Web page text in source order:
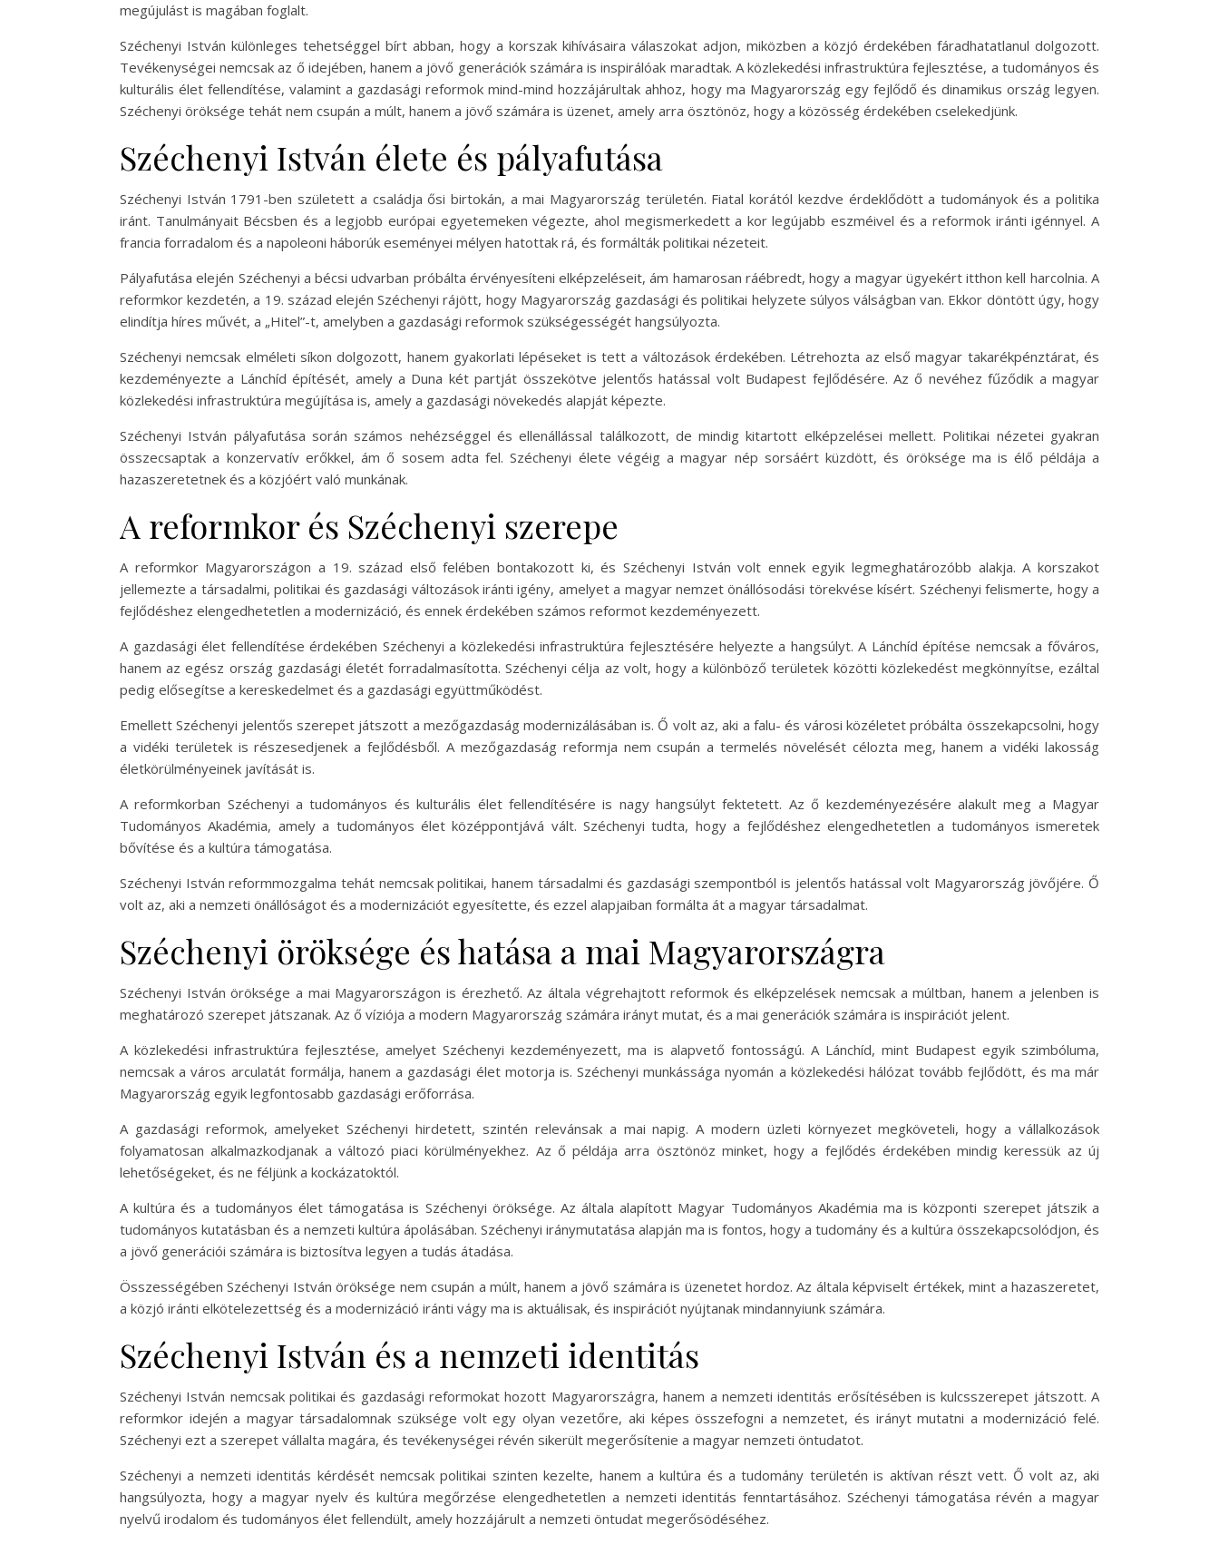
megújulást is magában foglalt.
Széchenyi István különleges tehetséggel bírt abban, hogy a korszak kihívásaira válaszokat adjon, miközben a közjó érdekében fáradhatatlanul dolgozott.
Tevékenységei nemcsak az ő idejében, hanem a jövő generációk számára is inspirálóak maradtak. A közlekedési infrastruktúra fejlesztése, a tudományos és
kulturális élet fellendítése, valamint a gazdasági reformok mind-mind hozzájárultak ahhoz, hogy ma Magyarország egy fejlődő és dinamikus ország legyen.
Széchenyi öröksége tehát nem csupán a múlt, hanem a jövő számára is üzenet, amely arra ösztönöz, hogy a közösség érdekében cselekedjünk.
Széchenyi István élete és pályafutása
Széchenyi István 1791-ben született a családja ősi birtokán, a mai Magyarország területén. Fiatal korától kezdve érdeklődött a tudományok és a politika
iránt. Tanulmányait Bécsben és a legjobb európai egyetemeken végezte, ahol megismerkedett a kor legújabb eszméivel és a reformok iránti igénnyel. A
francia forradalom és a napoleoni háborúk eseményei mélyen hatottak rá, és formálták politikai nézeteit.
Pályafutása elején Széchenyi a bécsi udvarban próbálta érvényesíteni elképzeléseit, ám hamarosan ráébredt, hogy a magyar ügyekért itthon kell harcolnia. A
reformkor kezdetén, a 19. század elején Széchenyi rájött, hogy Magyarország gazdasági és politikai helyzete súlyos válságban van. Ekkor döntött úgy, hogy
elindítja híres művét, a „Hitel”-t, amelyben a gazdasági reformok szükségességét hangsúlyozta.
Széchenyi nemcsak elméleti síkon dolgozott, hanem gyakorlati lépéseket is tett a változások érdekében. Létrehozta az első magyar takarékpénztárat, és
kezdeményezte a Lánchíd építését, amely a Duna két partját összekötve jelentős hatással volt Budapest fejlődésére. Az ő nevéhez fűződik a magyar
közlekedési infrastruktúra megújítása is, amely a gazdasági növekedés alapját képezte.
Széchenyi István pályafutása során számos nehézséggel és ellenállással találkozott, de mindig kitartott elképzelései mellett. Politikai nézetei gyakran
összecsaptak a konzervatív erőkkel, ám ő sosem adta fel. Széchenyi élete végéig a magyar nép sorsáért küzdött, és öröksége ma is élő példája a
hazaszeretetnek és a közjóért való munkának.
A reformkor és Széchenyi szerepe
A reformkor Magyarországon a 19. század első felében bontakozott ki, és Széchenyi István volt ennek egyik legmeghatározóbb alakja. A korszakot
jellemezte a társadalmi, politikai és gazdasági változások iránti igény, amelyet a magyar nemzet önállósodási törekvése kísért. Széchenyi felismerte, hogy a
fejlődéshez elengedhetetlen a modernizáció, és ennek érdekében számos reformot kezdeményezett.
A gazdasági élet fellendítése érdekében Széchenyi a közlekedési infrastruktúra fejlesztésére helyezte a hangsúlyt. A Lánchíd építése nemcsak a főváros,
hanem az egész ország gazdasági életét forradalmasította. Széchenyi célja az volt, hogy a különböző területek közötti közlekedést megkönnyítse, ezáltal
pedig elősegítse a kereskedelmet és a gazdasági együttműködést.
Emellett Széchenyi jelentős szerepet játszott a mezőgazdaság modernizálásában is. Ő volt az, aki a falu- és városi közéletet próbálta összekapcsolni, hogy
a vidéki területek is részesedjenek a fejlődésből. A mezőgazdaság reformja nem csupán a termelés növelését célozta meg, hanem a vidéki lakosság
életkörülményeinek javítását is.
A reformkorban Széchenyi a tudományos és kulturális élet fellendítésére is nagy hangsúlyt fektetett. Az ő kezdeményezésére alakult meg a Magyar
Tudományos Akadémia, amely a tudományos élet középpontjává vált. Széchenyi tudta, hogy a fejlődéshez elengedhetetlen a tudományos ismeretek
bővítése és a kultúra támogatása.
Széchenyi István reformmozgalma tehát nemcsak politikai, hanem társadalmi és gazdasági szempontból is jelentős hatással volt Magyarország jövőjére. Ő
volt az, aki a nemzeti önállóságot és a modernizációt egyesítette, és ezzel alapjaiban formálta át a magyar társadalmat.
Széchenyi öröksége és hatása a mai Magyarországra
Széchenyi István öröksége a mai Magyarországon is érezhető. Az általa végrehajtott reformok és elképzelések nemcsak a múltban, hanem a jelenben is
meghatározó szerepet játszanak. Az ő víziója a modern Magyarország számára irányt mutat, és a mai generációk számára is inspirációt jelent.
A közlekedési infrastruktúra fejlesztése, amelyet Széchenyi kezdeményezett, ma is alapvető fontosságú. A Lánchíd, mint Budapest egyik szimbóluma,
nemcsak a város arculatát formálja, hanem a gazdasági élet motorja is. Széchenyi munkássága nyomán a közlekedési hálózat tovább fejlődött, és ma már
Magyarország egyik legfontosabb gazdasági erőforrása.
A gazdasági reformok, amelyeket Széchenyi hirdetett, szintén relevánsak a mai napig. A modern üzleti környezet megköveteli, hogy a vállalkozások
folyamatosan alkalmazkodjanak a változó piaci körülményekhez. Az ő példája arra ösztönöz minket, hogy a fejlődés érdekében mindig keressük az új
lehetőségeket, és ne féljünk a kockázatoktól.
A kultúra és a tudományos élet támogatása is Széchenyi öröksége. Az általa alapított Magyar Tudományos Akadémia ma is központi szerepet játszik a
tudományos kutatásban és a nemzeti kultúra ápolásában. Széchenyi iránymutatása alapján ma is fontos, hogy a tudomány és a kultúra összekapcsolódjon, és
a jövő generációi számára is biztosítva legyen a tudás átadása.
Összességében Széchenyi István öröksége nem csupán a múlt, hanem a jövő számára is üzenetet hordoz. Az általa képviselt értékek, mint a hazaszeretet,
a közjó iránti elkötelezettség és a modernizáció iránti vágy ma is aktuálisak, és inspirációt nyújtanak mindannyiunk számára.
Széchenyi István és a nemzeti identitás
Széchenyi István nemcsak politikai és gazdasági reformokat hozott Magyarországra, hanem a nemzeti identitás erősítésében is kulcsszerepet játszott. A
reformkor idején a magyar társadalomnak szüksége volt egy olyan vezetőre, aki képes összefogni a nemzetet, és irányt mutatni a modernizáció felé.
Széchenyi ezt a szerepet vállalta magára, és tevékenységei révén sikerült megerősítenie a magyar nemzeti öntudatot.
Széchenyi a nemzeti identitás kérdését nemcsak politikai szinten kezelte, hanem a kultúra és a tudomány területén is aktívan részt vett. Ő volt az, aki
hangsúlyozta, hogy a magyar nyelv és kultúra megőrzése elengedhetetlen a nemzeti identitás fenntartásához. Széchenyi támogatása révén a magyar
nyelvű irodalom és tudományos élet fellendült, amely hozzájárult a nemzeti öntudat megerősödéséhez.